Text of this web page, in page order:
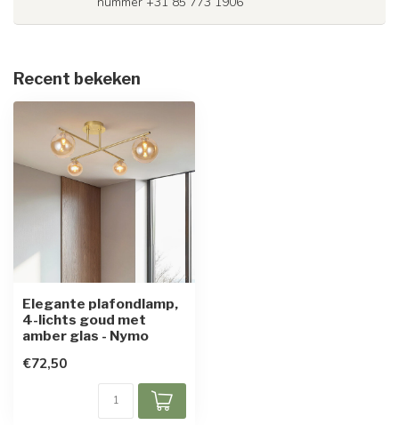
Recent bekeken
Elegante plafondlamp,
4-lichts goud met
amber glas - Nymo
€72,50